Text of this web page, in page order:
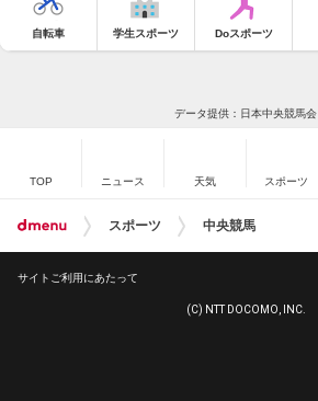
自転車 学生スポーツ Doスポーツ
データ提供：日本中央競馬会
TOP ニュース 天気 スポーツ
スポーツ 中央競馬
サイトご利用にあたって
(C) NTT DOCOMO, INC.